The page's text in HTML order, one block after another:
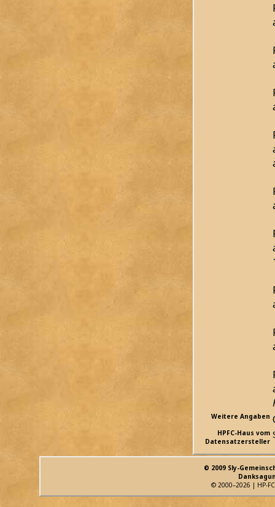
Weitere Angaben
HPFC-Haus vom
Datensatzersteller
© 2009 Sly-
© 2000–2026 | HP-